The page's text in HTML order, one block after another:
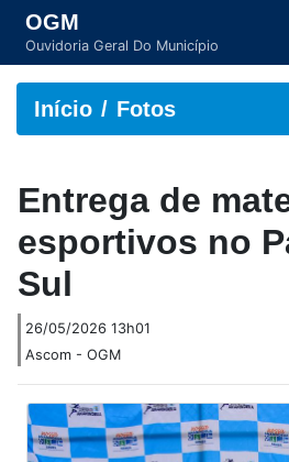
OGM
Ouvidoria Geral Do Município
Início Fotos
Entrega de
esportivos no
Sul
26/05/2026 13h01
Ascom - OGM